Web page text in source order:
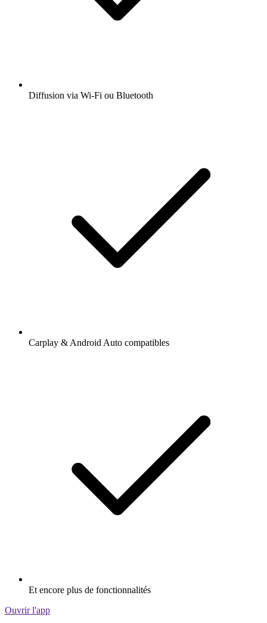
Diffusion via Wi-Fi ou Bluetooth
Carplay & Android Auto compatibles
Et encore plus de fonctionnalités
Ouvrir l'app